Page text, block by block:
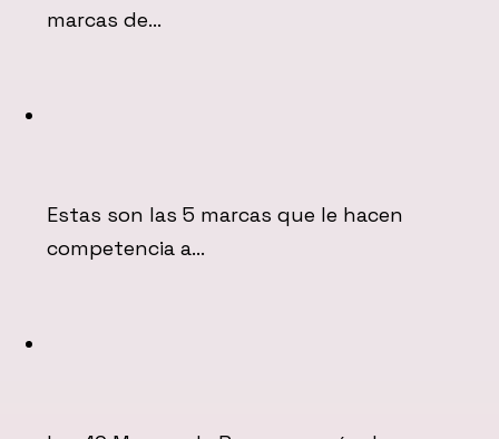
marcas de…
Estas son las 5 marcas que le hacen
competencia a…